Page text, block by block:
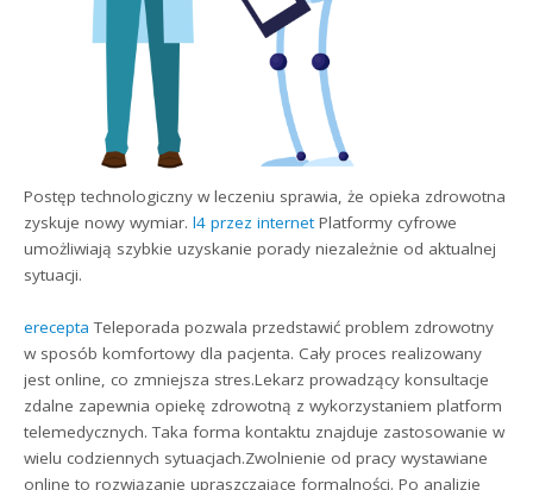
Postęp technologiczny w leczeniu sprawia, że opieka zdrowotna
zyskuje nowy wymiar.l4 przez internetPlatformy cyfrowe
umożliwiają szybkie uzyskanie porady niezależnie od aktualnej
sytuacji.
erecepta Teleporada pozwala przedstawić problem zdrowotny
w sposób komfortowy dla pacjenta. Cały proces realizowany
jest online, co zmniejsza stres.Lekarz prowadzący konsultacje
zdalne zapewnia opiekę zdrowotną z wykorzystaniem platform
telemedycznych. Taka forma kontaktu znajduje zastosowanie w
wielu codziennych sytuacjach.Zwolnienie od pracy wystawiane
online to rozwiązanie upraszczające formalności. Po analizie